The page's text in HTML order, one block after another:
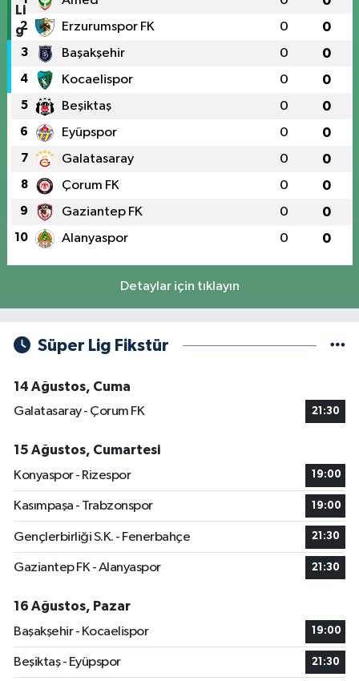
2 Erzurumspor FK 0 0
3 Başakşehir 0 0
4 Kocaelispor 0 0
5 Beşiktaş 0 0
6 Eyüpspor 0 0
7 Galatasaray 0 0
8 Çorum FK 0 0
9 Gaziantep FK 0 0
10 Alanyaspor 0 0
Detaylar için tıklayın
Süper Lig Fikstür
14 Ağustos, Cuma
Galatasaray - Çorum FK
21:30
15 Ağustos, Cumartesi
Konyaspor - Rizespor
19:00
Kasımpaşa - Trabzonspor 19:00
Gençlerbirliği S.K. - Fenerbahçe 21:30
Gaziantep FK - Alanyaspor 21:30
16 Ağustos, Pazar
Başakşehir - Kocaelispor
19:00
Beşiktaş - Eyüpspor 21:30